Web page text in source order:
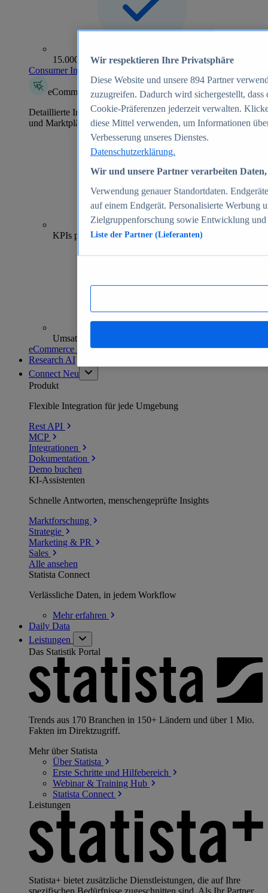
15.000+ Marken
Consumer Insights entdecken
eCommerce Insights
Detaillierte Informationen zu mehr als 39.000 Online-Shops
und Marktplätzen
70+
KPIs pro Shop
Umsatzanalysen und -prognosen
eCommerce Insights entdecken
Research AI
Connect Neu
Produkt
Flexible Integration für jede Umgebung
Rest API
MCP
Integrationen
Dokumentation
Demo buchen
KI-Assistenten
Schnelle Antworten, menschengeprüfte Insights
Marktforschung
Strategie
Marketing & PR
Sales
Alle ansehen
Statista Connect
Verlässliche Daten, in jedem Workflow
Mehrerfahren
Daily Data
Leistungen
Das Statistik Portal
Trends aus 170 Branchen in 150+ Ländern und über 1 Mio.
Fakten im Direktzugriff.
Mehr über Statista
Über Statista
Erste Schritte und Hilfebereich
Webinar & Training Hub
Statista Connect
Leistungen
Statista+ bietet zusätzliche Dienstleistungen, die auf Ihre
spezifischen Bedürfnisse zugeschnitten sind. Als Ihr Partner
Wir respektieren Ihre Privatsphäre
Diese Website und unsere 894 Partner
zuzugreifen. Dadurch wird sichergestellt,
Cookie-Präferenzen jederzeit verwalten.
diese Mittel verwenden, um Informationen
Verbesserung unseres Dienstes.
Datenschutzerklärung.
Wir und unsere Partner verarbeiten
Verwendung genauer Standortdaten.
auf einem Endgerät. Personalisierte Werbung
Zielgruppenforschung sowie Entwicklung
Liste der Partner (Lieferanten)